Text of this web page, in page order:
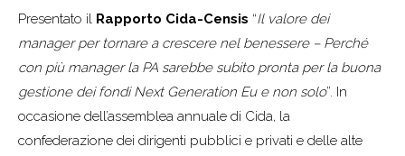
Presentato il Rapporto Cida-Censis “Il valore dei
manager per tornare a crescere nel benessere – Perché
con più manager la PA sarebbe subito pronta per la buona
gestione dei fondi Next Generation Eu e non solo”. In
occasione dell’assemblea annuale di Cida, la
confederazione dei dirigenti pubblici e privati e delle alte